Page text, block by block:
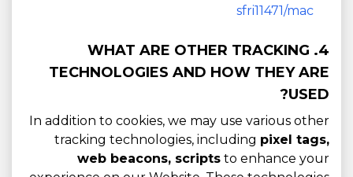
sfri11471/mac
4. WHAT ARE OTHER TRACKING
TECHNOLOGIES AND HOW THEY ARE
USED?
In addition to cookies, we may use various other
tracking technologies, including pixel tags,
web beacons, scripts to enhance your